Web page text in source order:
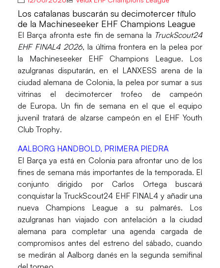
Los catalanas buscarán su decimotercer título
de la Machineseeker EHF Champions League
El Barça afronta este fin de semana la TruckScout24
EHF FINAL4 2026, la última frontera en la pelea por
la Machineseeker EHF Champions League. Los
azulgranas disputarán, en el LANXESS arena de la
ciudad alemana de Colonia, la pelea por sumar a sus
vitrinas el decimotercer trofeo de campeón
de Europa. Un fin de semana en el que el equipo
juvenil tratará de alzarse campeón en el EHF Youth
Club Trophy.
AALBORG HANDBOLD, PRIMERA PIEDRA
El Barça ya está en Colonia para afrontar uno de los
fines de semana más importantes de la temporada. El
conjunto dirigido por Carlos Ortega buscará
conquistar la TruckScout24 EHF FINAL4 y añadir una
nueva Champions League a su palmarés. Los
azulgranas han viajado con antelación a la ciudad
alemana para completar una agenda cargada de
compromisos antes del estreno del sábado, cuando
se medirán al Aalborg danés en la segunda semifinal